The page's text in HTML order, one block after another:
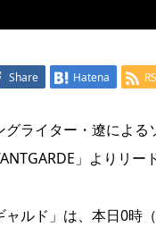
Share Hatena
グライター・遼によ
」よりリ
ャルド」は、本日0